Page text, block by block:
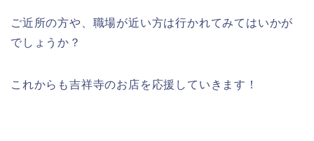
ご近所の方や、職場が近い方は行かれてみてはいかが
でしょうか？
これからも吉祥寺のお店を応援していきます！